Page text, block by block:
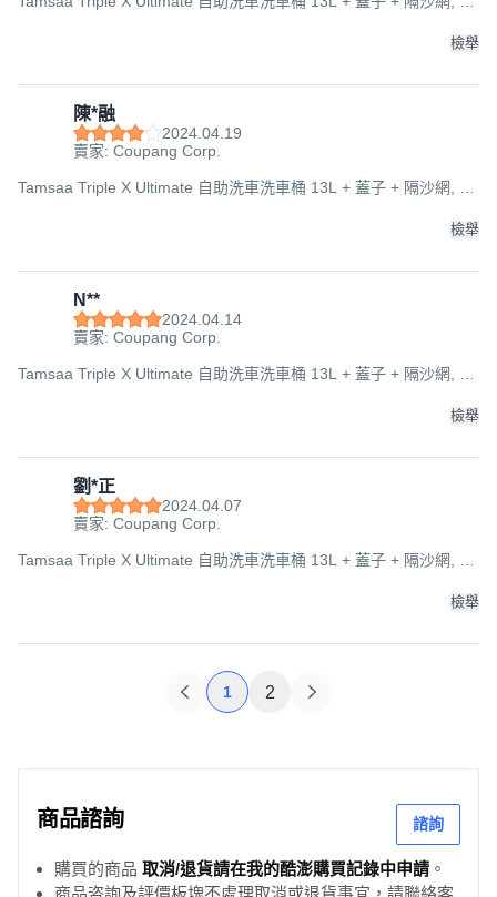
檢舉
陳*融
2024.04.19
賣家: Coupang Corp.
Tamsaa Triple X Ultimate 自助洗車洗車桶 13L + 蓋子 + 隔沙網, 單
檢舉
N**
2024.04.14
賣家: Coupang Corp.
Tamsaa Triple X Ultimate 自助洗車洗車桶 13L + 蓋子 + 隔沙網, 單
檢舉
劉*正
2024.04.07
賣家: Coupang Corp.
Tamsaa Triple X Ultimate 自助洗車洗車桶 13L + 蓋子 + 隔沙網, 單
檢舉
1 2
商品諮詢 諮詢
購買的商品 取消/退貨請在我的酷澎購買記錄中申請 。